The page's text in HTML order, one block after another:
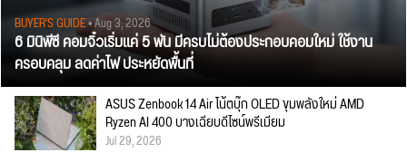
BUYER'S GUIDE• Aug 3, 2026
6 มินิพีซี คอมจิ๋วเริ่มแค่ 5 พัน มีครบไม่ต้องประกอบคอมใหม่ ใช้งาน
ครอบคลุม ลดค่าไฟ ประหยัดพื้นที่
ASUS Zenbook 14 Air โน้ตบุ๊ก OLED ขุมพลังใหม่ AMD
Ryzen AI 400 บางเฉียบดีไซน์พรีเมียม
Jul 29, 2026